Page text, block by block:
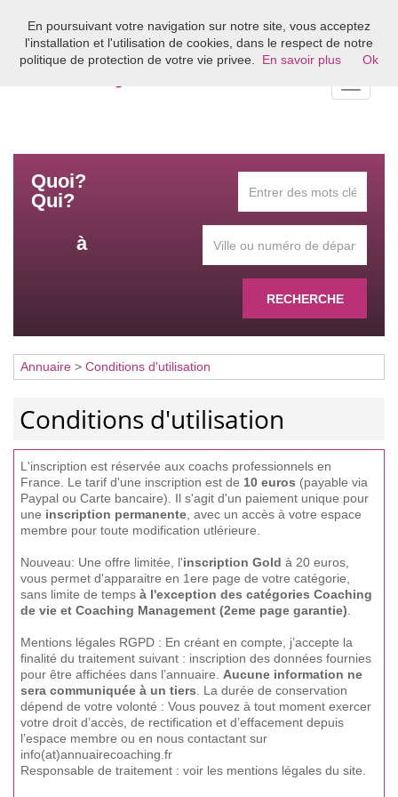
Bienvenue sur l'annuaire du coaching en France
Quoi?
Qui?
à
RECHERCHE
Annuaire > Conditions d'utilisation
Conditions d'utilisation
L'inscription est réservée aux coachs professionnels en
France. Le tarif d'une inscription est de 10 euros (payable via
Paypal ou Carte bancaire). Il s'agit d'un paiement unique pour
une inscription permanente , avec un accès à votre espace
membre pour toute modification utlérieure.
Nouveau: Une offre limitée, l'inscription Gold à 20 euros,
vous permet d'apparaitre en 1ere page de votre catégorie,
sans limite de temps à l'exception des catégories Coaching
de vie et Coaching Management (2eme page garantie)
Mentions légales RGPD : En créant en compte, j’accepte la
finalité du traitement suivant : inscription des données fournies
pour être affichées dans l’annuaire. Aucune information ne
sera communiquée à un tiers . La durée de conservation
dépend de votre volonté : Vous pouvez à tout moment exercer
votre droit d’accès, de rectification et d’effacement depuis
l’espace membre ou en nous contactant sur
info(at)annuairecoaching.fr
Responsable de traitement : voir les mentions légales du site.
En poursuivant votre navigation sur notre site, vous acceptez
l'installation et l'utilisation de cookies, dans le respect de notre
politique de protection de votre vie privee.
En savoir plus Ok